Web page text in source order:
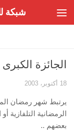
شبكة
الجائزة الكبرى
18 أكتوبر، 2003
يرتبط شهر رمضان
الرمضانية
بعضهم ..